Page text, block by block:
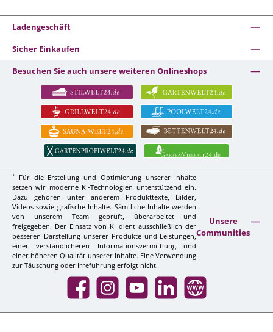
Ladengeschäft
Sicher Einkaufen
Besuchen Sie auch unsere weiteren Onlineshops
*
Für die Erstellung und Optimierung unserer Inhalte
setzen wir moderne KI-Technologien unterstützend ein.
Dazu gehören unter anderem Produkttexte, Bilder,
Videos sowie grafische Inhalte. Sämtliche Inhalte werden
von unserem Team geprüft, überarbeitet und
freigegeben. Der Einsatz von KI dient ausschließlich der
besseren Darstellung unserer Produkte und Leistungen,
einer verständlicheren Informationsvermittlung und
einer höheren Qualität unserer Inhalte. Eine Verwendung
zur Täuschung oder Irreführung erfolgt nicht.
Unsere
Communities
Facebook InstagramYouTube LinkedIn Website